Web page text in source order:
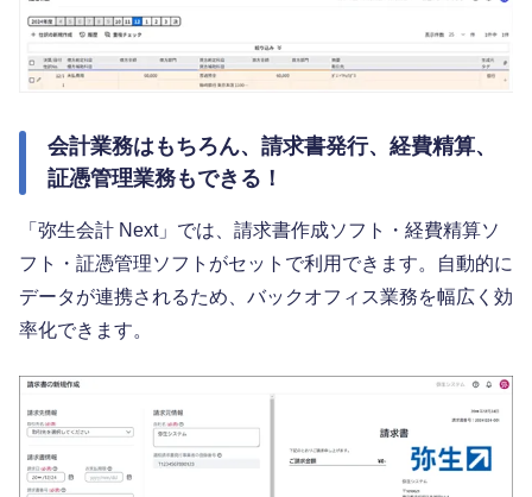
会計業務はもちろん、請求書発行、経費精算、
証憑管理業務もできる！
「弥生会計 Next」では、請求書作成ソフト・経費精算ソ
フト・証憑管理ソフトがセットで利用できます。自動的に
データが連携されるため、バックオフィス業務を幅広く効
率化できます。